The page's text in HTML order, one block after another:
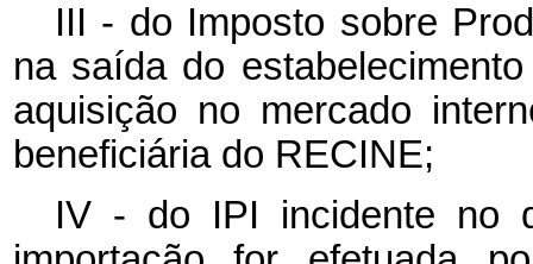
III - do Imposto sobre
na saída do
aquisição no mercado
beneficiária do RECINE;
IV - do IPI incidente no